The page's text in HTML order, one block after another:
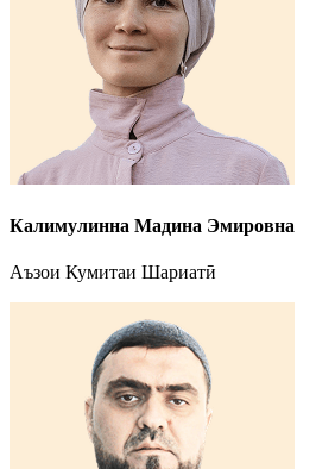
Калимулинна Мадина Эмировна
Аъзои Кумитаи Шариатӣ